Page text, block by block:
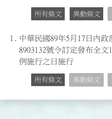
所有條文 異動條文
1.
中華民國89年5月17日內政
8903132號令訂定發布全
例施行之日施行
所有條文 異動條文